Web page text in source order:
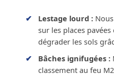
Lestage lourd :
sur les places
dégrader les sols
Bâches ignifugées :
classement au feu